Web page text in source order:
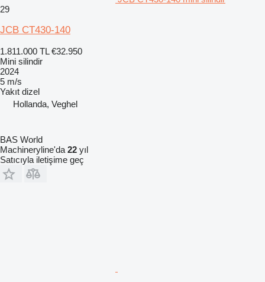
29
JCB CT430-140
1.811.000 TL €32.950
Mini silindir
2024
5 m/s
Yakıt dizel
Hollanda, Veghel
BAS World
Machineryline'da 22 yıl
Satıcıyla iletişime geç